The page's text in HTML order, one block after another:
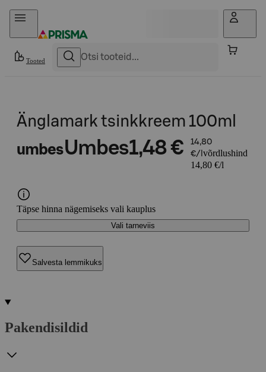
Otse sisu juurde
Tooted
Änglamark tsinkkreem 100ml
umbesUmbes1,48 €
14,80
€/l võrdlushind
14,80 €/l
Täpse hinna nägemiseks vali kauplus
Vali tarneviis
Salvesta lemmikuks
Pakendisildid